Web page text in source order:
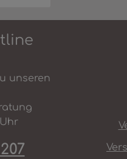
Gib
In den Warenkorb
unseren